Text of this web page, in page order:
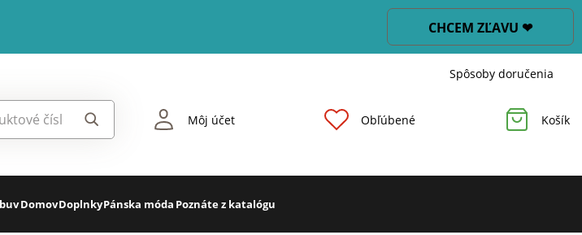
CHCEM ZĽAVU ❤
Spôsoby doručenia
Môj účet Obľúbené Košík
DomovDoplnkyPánska móda Poznáte z katalógu